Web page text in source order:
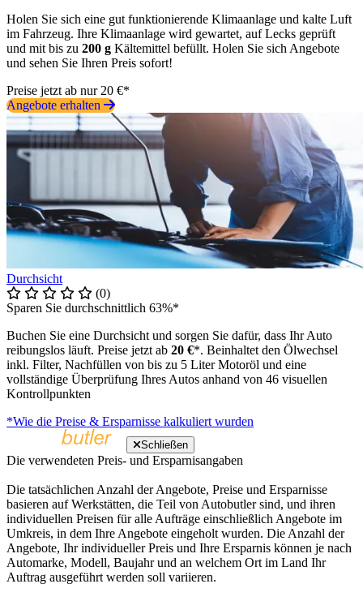
Holen Sie sich eine gut funktionierende Klimaanlage und kalte Luft
im Fahrzeug. Ihre Klimaanlage wird gewartet, auf Lecks geprüft
und mit bis zu 200 g Kältemittel befüllt. Holen Sie sich Angebote
und sehen Sie Ihren Preis sofort!
Preise jetzt ab nur 20 €*
Angebote erhalten
Durchsicht
(0)
Sparen Sie durchschnittlich 63%*
Buchen Sie eine Durchsicht und sorgen Sie dafür, dass Ihr Auto
reibungslos läuft. Preise jetzt ab 20 €*. Beinhaltet den Ölwechsel
inkl. Filter, Nachfüllen von bis zu 5 Liter Motoröl und eine
vollständige Überprüfung Ihres Autos anhand von 46 visuellen
Kontrollpunkten
*Wie die Preise & Ersparnisse kalkuliert wurden
Schließen
Die verwendeten Preis- und Ersparnisangaben
Die tatsächlichen Anzahl der Angebote, Preise und Ersparnisse
basieren auf Werkstätten, die Teil von Autobutler sind, und ihren
individuellen Preisen für alle Aufträge einschließlich Angebote im
Umkreis, in dem Ihre Angebote eingeholt wurden. Die Anzahl der
Angebote, Ihr individueller Preis und Ihre Ersparnis können je nach
Automarke, Modell, Baujahr und an welchem Ort im Land Ihr
Auftrag ausgeführt werden soll variieren.